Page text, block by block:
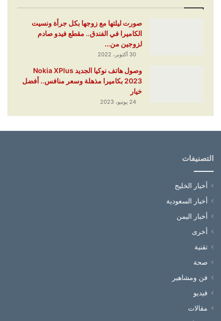
صورت ليلتها مع زوجها بكل جرأة ونسيت
الكاميرا في الفندق.. مقطع فيدو صادم
لزوجين من…
30 أكتوبر، 2022
وصول هاتف نوكيا الجديد Nokia XPlus
2023 بكاميرا مذهلة وسعر منافس.. أفضل
خيار
24 يونيو، 2023
التصنيفات
أخبار الخليج
أخبار السعودية
أخبار اليمن
أخرى
تقنية
صحة
فن ومشاهير
فيديو
مقالات